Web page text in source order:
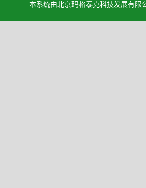
本系统由北京玛格泰克科技发展有